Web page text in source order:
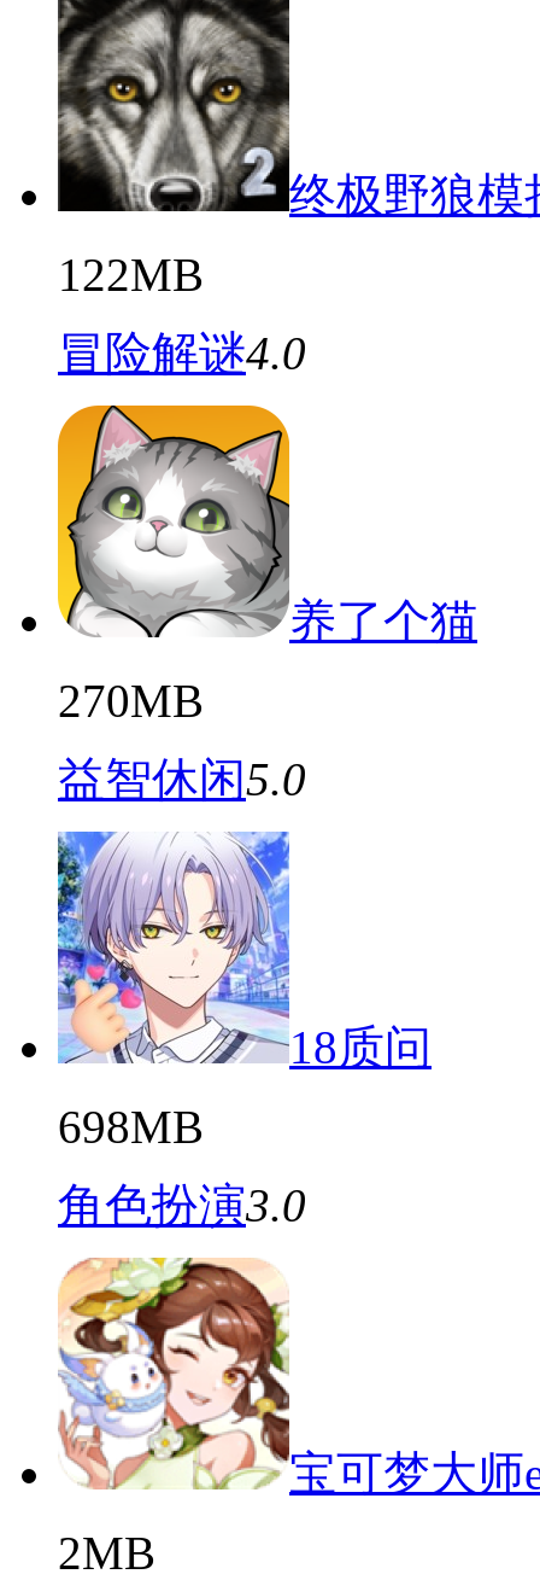
终极野狼模
122MB
冒险解谜4.0
养了个猫
270MB
益智休闲5.0
18质问
698MB
角色扮演3.0
宝可梦大师
2MB